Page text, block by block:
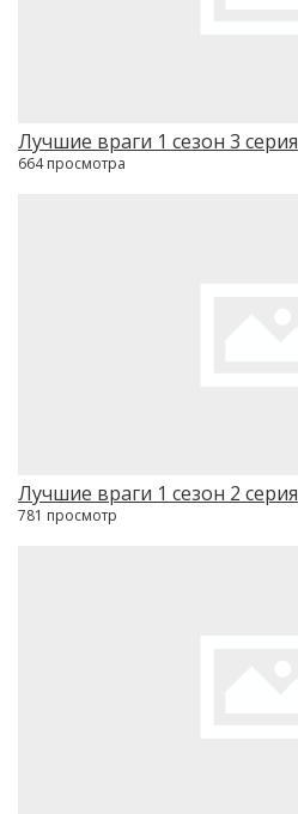
Лучшие враги 1 сезон 3 серия
664 просмотра
Лучшие враги 1 сезон 2 серия
781 просмотр